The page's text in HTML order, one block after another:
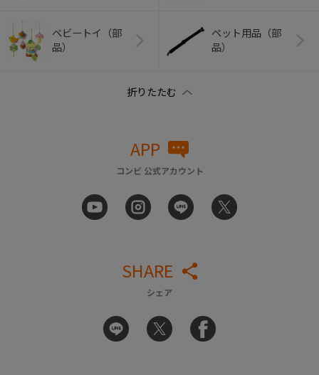
ベビートイ（部
品）
ペット用品（部
品）
APP
コンビ 公式アカウント
SHARE
シェア